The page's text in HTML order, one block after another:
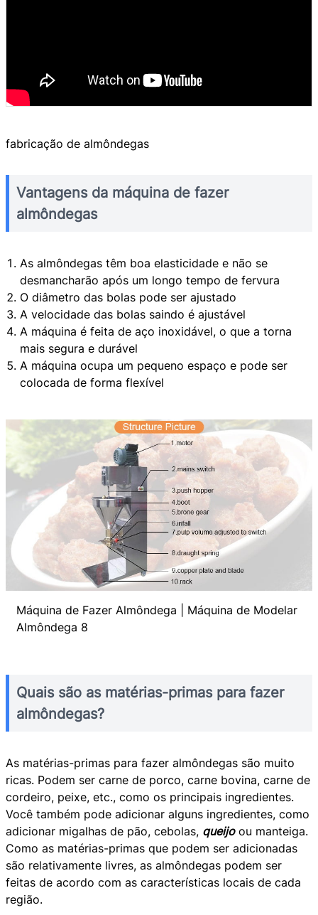
fabricação de almôndegas
Vantagens da máquina de fazer
almôndegas
As almôndegas têm boa elasticidade e não se
desmancharão após um longo tempo de fervura
O diâmetro das bolas pode ser ajustado
A velocidade das bolas saindo é ajustável
A máquina é feita de aço inoxidável, o que a torna
mais segura e durável
A máquina ocupa um pequeno espaço e pode ser
colocada de forma flexível
Máquina de Fazer Almôndega | Máquina de Modelar
Almôndega 8
Quais são as matérias-primas para fazer
almôndegas?
As matérias-primas para fazer almôndegas são muito
ricas. Podem ser carne de porco, carne bovina, carne de
cordeiro, peixe, etc., como os principais ingredientes.
Você também pode adicionar alguns ingredientes, como
adicionar migalhas de pão, cebolas, queijoou manteiga.
Como as matérias-primas que podem ser adicionadas
são relativamente livres, as almôndegas podem ser
feitas de acordo com as características locais de cada
região.